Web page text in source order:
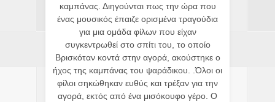
καμπάνας. Διηγούνται πως την ώρα που
ένας μουσικός έπαιζε ορισμένα τραγούδια
για μια ομάδα φίλων που είχαν
συγκεντρωθεί στο σπίτι του, το οποίο
Βρισκόταν κοντά στην αγορά, ακούστηκε ο
ήχος της καμπάνας του ψαράδικου. .Όλοι οι
φίλοι σηκώθηκαν ευθύς και τρέξαν για την
αγορά, εκτός από ένα μισόκουφο γέρο. Ο